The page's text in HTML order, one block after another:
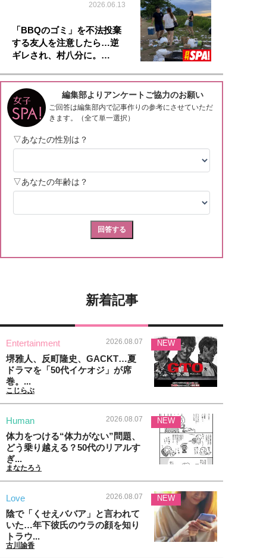
2026.06.13
「BBQのゴミ」を不法投棄
する友人を注意したら…逆
ギレされ、村八分に。…
新着記事
Entertainment 2026.08.07
堺雅人、反町隆史、GACKT…夏
ドラマを「50代イケオジ」が席
巻。...
こじらぶ
NEW
Human 2026.08.07
体力をつける“体力がない”問題、
どう乗り越える？50代のリアルす
ぎ...
まなたろう
NEW
Love 2026.08.07
陰で「くせえババア」と言われて
いた…年下彼氏のウラの顔を知り
トラウ...
古川諭香
NEW